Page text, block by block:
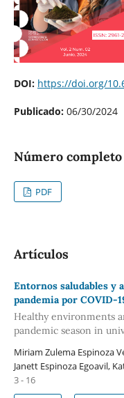
DOI: https://doi.org/
Publicado: 06/30/2024
Número completo
PDF
Artículos
Entornos saludables y
pandemia por
Healthy environments
pandemic season in
Miriam Zulema Espinoza
Janett Espinoza Egoavil,
3 - 16